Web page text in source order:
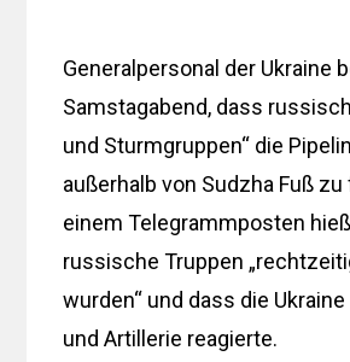
Generalpersonal der Ukraine
Samstagabend, dass
und Sturmgruppen“ die
außerhalb von Sudzha Fuß
einem Telegrammposten
russische Truppen
wurden“ und dass die
und Artillerie reagierte.